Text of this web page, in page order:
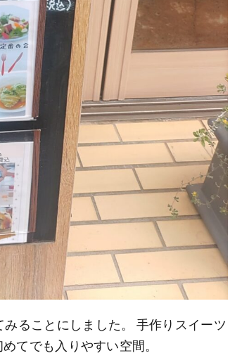
ることにしました。 手作りスイーツ
てでも入りやすい空間。